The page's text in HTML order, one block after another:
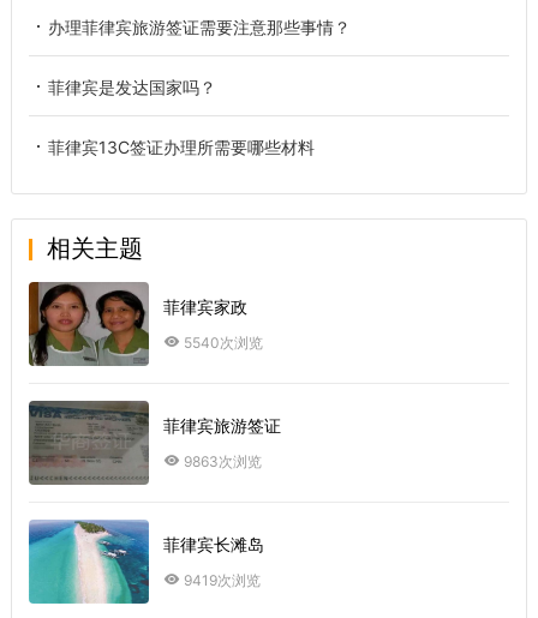
办理菲律宾旅游签证需要注意那些事情？
菲律宾是发达国家吗？
菲律宾13C签证办理所需要哪些材料
相关主题
菲律宾家政
5540次浏览
菲律宾旅游签证
9863次浏览
菲律宾长滩岛
9419次浏览